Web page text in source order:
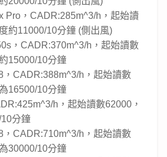
Pro，CADR:285m^3/h，起始讀
約11000/10分鐘 (側出風)
，CADR:370m^3/h，起始讀數
15000/10分鐘
，CADR:388m^3/h，起始讀數
16500/10分鐘
h，起始讀數62000，
分鐘
，CADR:710m^3/h，起始讀數
30000/10分鐘